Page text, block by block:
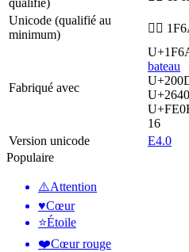
qualifié)
Unicode (qualifié au
minimum)
🚣‍♀
Fabriqué avec
bateau
U+2640
16
Version unicode
E4.0
Populaire
⚠️Attention
♥️Cœur
⭐Étoile
❤️Cœur rouge